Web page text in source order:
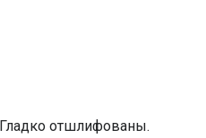
отшлифованы.